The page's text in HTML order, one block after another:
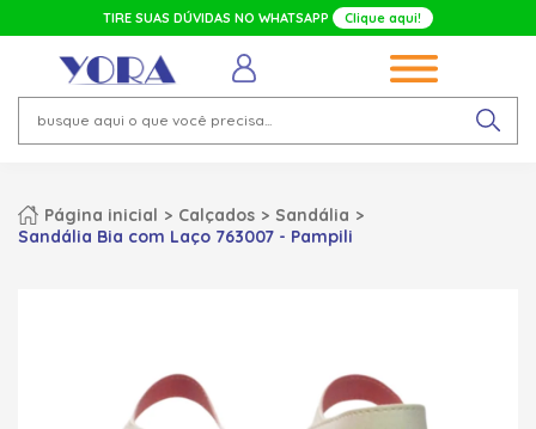
TIRE SUAS DÚVIDAS NO WHATSAPP Clique aqui!
Página inicial Calçados
Sandália
Sandália Bia com Laço 763007 - Pampili